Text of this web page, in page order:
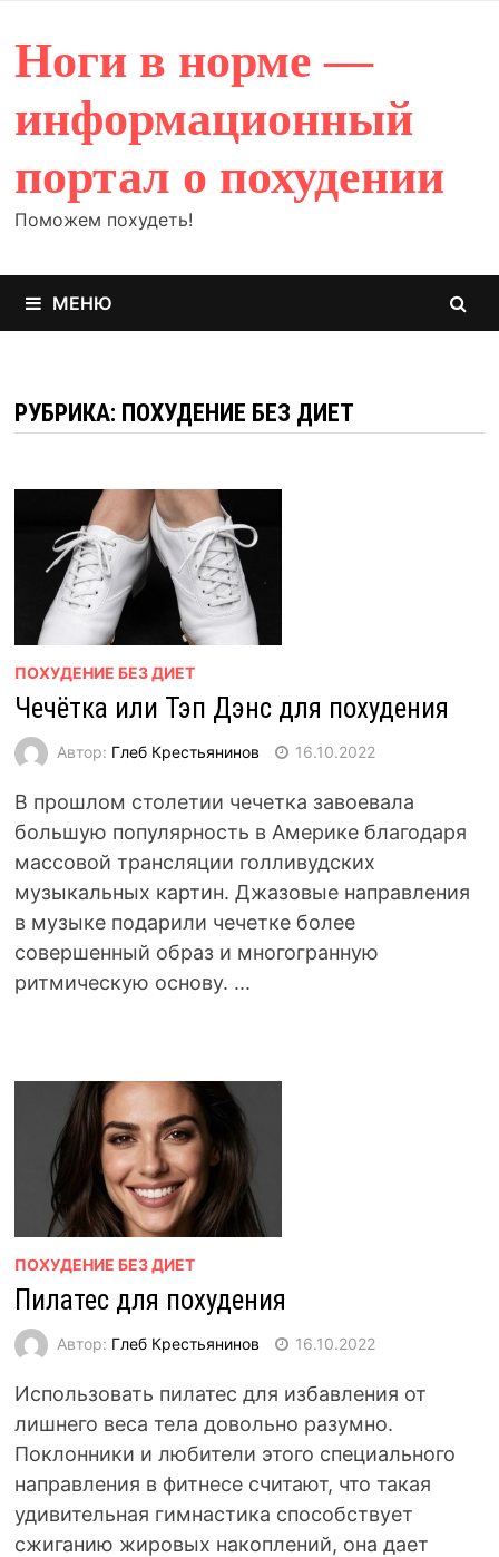
содержимому
Ноги в норме —
информационный
портал о похудении
Поможем похудеть!
МЕНЮ
РУБРИКА: ПОХУДЕНИЕ БЕЗ ДИЕТ
ПОХУДЕНИЕ БЕЗ ДИЕТ
Чечётка или Тэп Дэнс для похудения
Автор: Глеб Крестьянинов 16.10.2022
В прошлом столетии чечетка завоевала
большую популярность в Америке благодаря
массовой трансляции голливудских
музыкальных картин. Джазовые направления
в музыке подарили чечетке более
совершенный образ и многогранную
ритмическую основу. ...
ПОХУДЕНИЕ БЕЗ ДИЕТ
Пилатес для похудения
Автор: Глеб Крестьянинов 16.10.2022
Использовать пилатес для избавления от
лишнего веса тела довольно разумно.
Поклонники и любители этого специального
направления в фитнесе считают, что такая
удивительная гимнастика способствует
сжиганию жировых накоплений, она дает